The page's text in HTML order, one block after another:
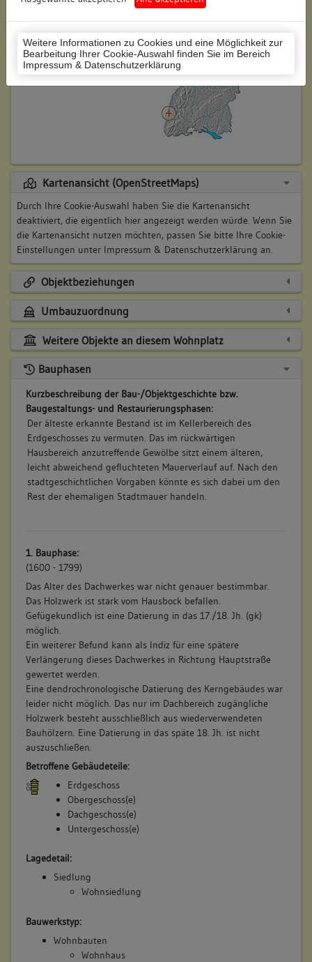
Weitere Informationen zu Cookies und eine Möglichkeit zur
Bearbeitung Ihrer Cookie-Auswahl finden Sie im Bereich
Impressum & Datenschutzerklärung
keiner
Lage des Wohnplatzes:
Kartenansicht (OpenStreetMaps)
Durch Ihre Cookie-Auswahl haben Sie die Kartenansicht
deaktiviert, die eigentlich hier angezeigt werden würde. Wenn Sie
die Kartenansicht nutzen möchten, passen Sie bitte Ihre Cookie-
Einstellungen unter Impressum & Datenschutzerklärung an.
Objektbeziehungen
Umbauzuordnung
Weitere Objekte an diesem Wohnplatz
Bauphasen
Kurzbeschreibung der Bau-/Objektgeschichte bzw.
Baugestaltungs- und Restaurierungsphasen:
Der älteste erkannte Bestand ist im Kellerbereich des
Erdgeschosses zu vermuten. Das im rückwärtigen
Hausbereich anzutreffende Gewölbe sitzt einem älteren,
leicht abweichend gefluchteten Mauerverlauf auf. Nach den
stadtgeschichtlichen Vorgaben könnte es sich dabei um den
Rest der ehemaligen Stadtmauer handeln.
1. Bauphase:
(1600 - 1799)
Das Alter des Dachwerkes war nicht genauer bestimmbar.
Das Holzwerk ist stark vom Hausbock befallen.
Gefügekundlich ist eine Datierung in das 17./18. Jh. (gk)
möglich.
Ein weiterer Befund kann als Indiz für eine spätere
Verlängerung dieses Dachwerkes in Richtung Hauptstraße
gewertet werden.
Eine dendrochronologische Datierung des Kerngebäudes war
leider nicht möglich. Das nur im Dachbereich zugängliche
Holzwerk besteht ausschließlich aus wiederverwendeten
Bauhölzern. Eine Datierung in das späte 18. Jh. ist nicht
auszuschließen.
Betroffene Gebäudeteile:
Erdgeschoss
Obergeschoss(e)
Dachgeschoss(e)
Untergeschoss(e)
Lagedetail:
Siedlung
Wohnsiedlung
Bauwerkstyp:
Wohnbauten
Wohnhaus